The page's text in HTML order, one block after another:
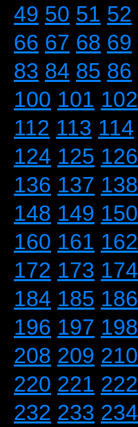
49 50 51 52
66 67 68 69
83 84 85 86
100 101 102
112 113 114
124 125 126
136 137 138
148 149 150
160 161 162
172 173 174
184 185 186
196 197 198
208 209 210
220 221 222
232 233 234